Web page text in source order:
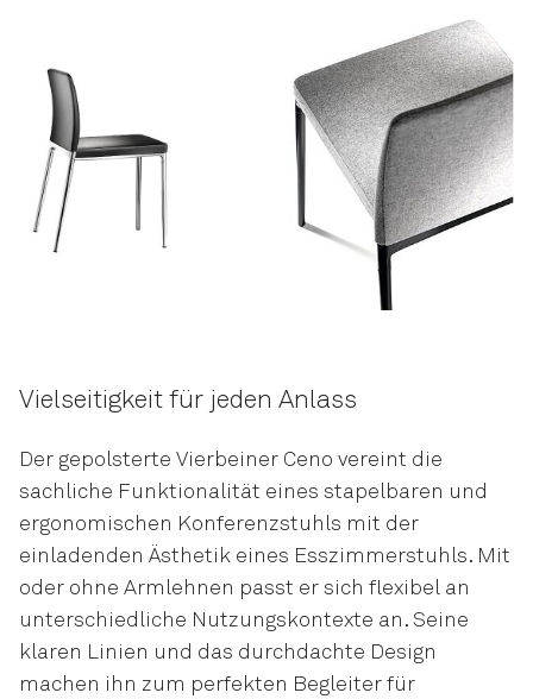
Vielseitigkeit für jeden Anlass
Der gepolsterte Vierbeiner Ceno vereint die
sachliche Funktionalität eines stapelbaren und
ergonomischen Konferenzstuhls mit der
einladenden Ästhetik eines Esszimmerstuhls. Mit
oder ohne Armlehnen passt er sich flexibel an
unterschiedliche Nutzungskontexte an. Seine
klaren Linien und das durchdachte Design
machen ihn zum perfekten Begleiter für